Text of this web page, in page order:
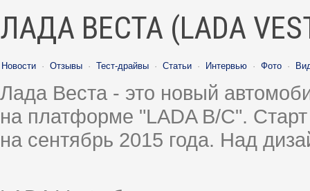
ЛАДА ВЕСТА (LADA
Новости · Отзывы · Тест-драйвы · Статьи · Интервью · Фото ·
Лада Веста - это новый
на платформе "LADA B/C".
на сентябрь 2015 года. Над